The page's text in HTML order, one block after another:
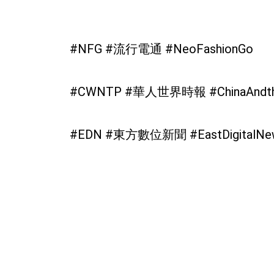
#NFG #流行電通 #NeoFashionGo
#CWNTP #華人世界時報
#EDN #東方數位新聞